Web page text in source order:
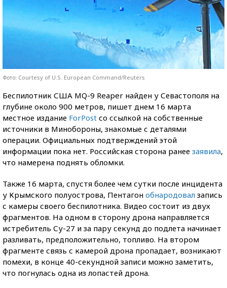
Фото: Courtesy of U.S. European Command/Reuters
Беспилотник США MQ-9 Reaper найден у Севастополя на
глубине около 900 метров, пишет днем 16 марта
местное издание ForPost со ссылкой на собственные
источники в Минобороны, знакомые с деталями
операции. Официальных подтверждений этой
информации пока нет. Российская сторона ранее заявила,
что намерена поднять обломки.
Также 16 марта, спустя более чем сутки после инцидента
у Крымского полуострова, Пентагон обнародовал запись
с камеры своего беспилотника. Видео состоит из двух
фрагментов. На одном в сторону дрона направляется
истребитель Су-27 и за пару секунд до подлета начинает
разливать, предположительно, топливо. На втором
фрагменте связь с камерой дрона пропадает, возникают
помехи, в конце 40-секундной записи можно заметить,
что погнулась одна из лопастей дрона.